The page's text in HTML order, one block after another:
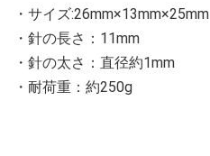
・サイズ:26mm×13mm×25mm
・針の長さ：11mm
・針の太さ：直径約1mm
・耐荷重：約250g